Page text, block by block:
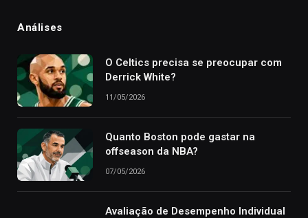
Análises
O Celtics precisa se preocupar com
Derrick White?
11/05/2026
Quanto Boston pode gastar na
offseason da NBA?
07/05/2026
Avaliação de Desempenho Individual